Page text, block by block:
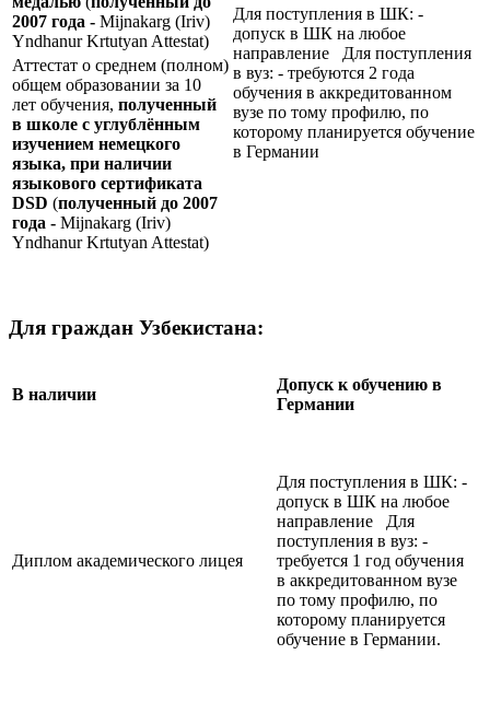
2007 года - Mijnakarg (Iriv)
Yndhanur Krtutyan Attestat)
Для поступления в ШК: -
допуск в ШК на любое
направление Для поступления
в вуз: - требуются 2 года
обучения в аккредитованном
вузе по тому профилю, по
которому планируется обучение
в Германии
Аттестат о среднем (полном)
общем образовании за 10
лет обучения, полученный
в школе с углублённым
изучением немецкого
языка, при наличии
языкового сертификата
DSD (полученный до 2007
года - Mijnakarg (Iriv)
Yndhanur Krtutyan Attestat)
Для граждан Узбекистана:
В наличии
Допуск к обучению в
Германии
Диплом академического лицея
Для поступления в ШК: -
допуск в ШК на любое
направление Для
поступления в вуз: -
требуется 1 год обучения
в аккредитованном вузе
по тому профилю, по
которому планируется
обучение в Германии.